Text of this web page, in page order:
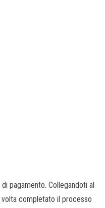
pagamento. Collegandoti al
completato il processo